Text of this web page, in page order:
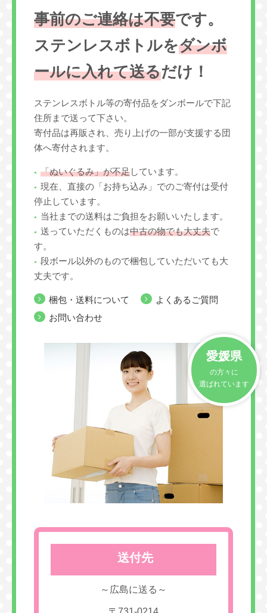
事前のご連絡は不要です。
ステンレスボトルをダンボ
ールに入れて送るだけ！
ステンレスボトル等の寄付品をダンボールで下記
住所まで送って下さい。
寄付品は再販され、売り上げの一部が支援する団
体へ寄付されます。
「ぬいぐるみ」が不足しています。
現在、直接の「お持ち込み」でのご寄付は受付
停止しています。
当社までの送料はご負担をお願いいたします。
送っていただくものは中古の物でも大丈夫で
す。
段ボール以外のもので梱包していただいても大
丈夫です。
梱包・送料について
よくあるご質問
お問い合わせ
愛媛県
の方々に
選ばれています
送付先
～広島に送る～